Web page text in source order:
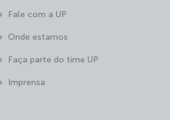
Fale com a UP
Onde estamos
Faça parte do time UP
Imprensa